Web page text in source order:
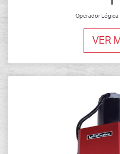
T
Operador Lógica
VER